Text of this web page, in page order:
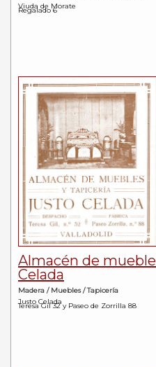
Viuda de Morate
Regalado 6
Almacén de
Celada
Madera / Muebles / Tapicería
Justo Celada
Teresa Gil 32 y Paseo de Zorrilla 88